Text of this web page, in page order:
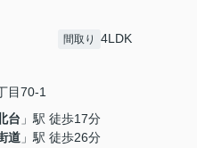
間取り 4LDK
目70-1
台 」駅 徒歩17分
道 」駅 徒歩26分